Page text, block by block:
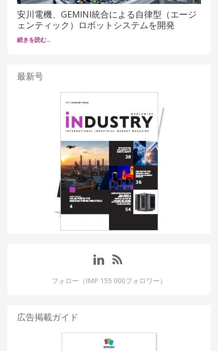
安川電機、GEMINI統合による自律型（エージ
ェンティック）ロボットシステムを開発
続きを読む…
最新号
フォロー（IMP 155 000フォロワー）
広告掲載ガイド